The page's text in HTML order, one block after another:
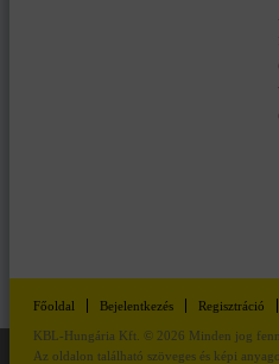
Főoldal Bejelentkezés Regisztráció
KBL-Hungária Kft. © 2026 Minden jog
Az oldalon található szöveges és képi